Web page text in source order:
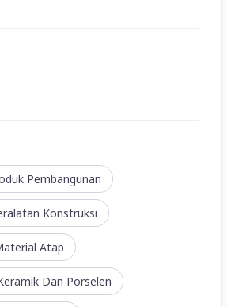
Pembangunan
Konstruksi
Atap
Dan Porselen